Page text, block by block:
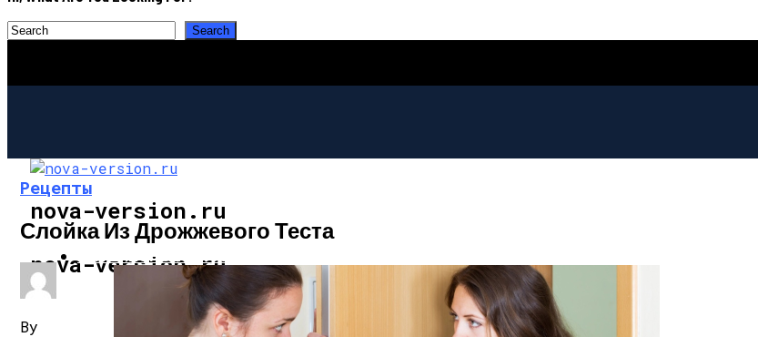
nova-version.ru
nova-version.ru
ИНТЕРЕСНОЕ И ПОЗНАВАТЕЛЬНОЕ
Рецепты
Слойка Из Дрожжевого Теста
By